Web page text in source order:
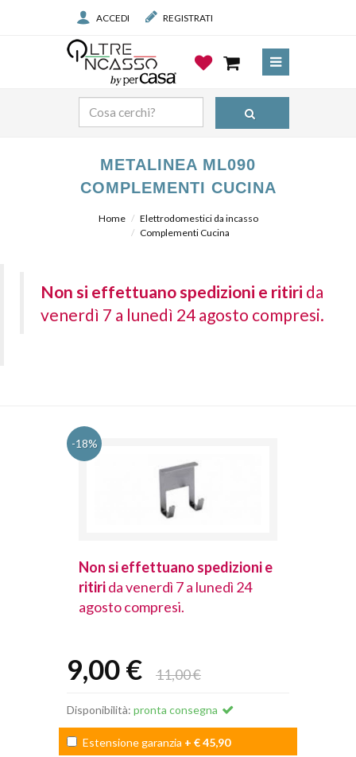
ACCEDI REGISTRATI
METALINEA ML090
COMPLEMENTI CUCINA
Home
Elettrodomestici da incasso
Complementi Cucina
Non si effettuano spedizioni e ritiri da
venerdì 7 a lunedì 24 agosto compresi.
-18%
Non si effettuano spedizioni e
ritirida venerdì 7 a lunedì 24
agosto compresi.
9,00 € 11,00 €
Disponibilità: pronta consegna
Estensione garanzia + € 45,90